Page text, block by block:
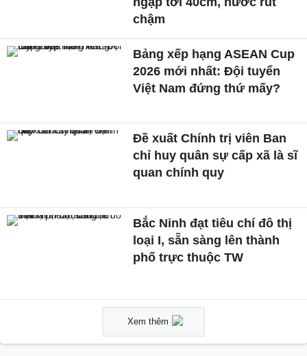
chậm
Bảng xếp hạng ASEAN Cup
2026 mới nhất: Đội tuyển
Việt Nam đứng thứ mấy?
Đề xuất Chính trị viên Ban
chỉ huy quân sự cấp xã là sĩ
quan chính quy
Bắc Ninh đạt tiêu chí đô thị
loại I, sẵn sàng lên thành
phố trực thuộc TW
Xem thêm